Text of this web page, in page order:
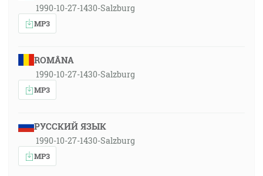
1990-10-27-1430-Salzburg
MP3
ROMÂNA
1990-10-27-1430-Salzburg
MP3
РУССКИЙ ЯЗЫК
1990-10-27-1430-Salzburg
MP3